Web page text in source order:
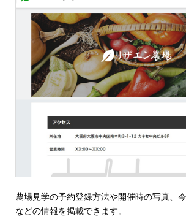
農場見学の予約登録方法や開催時の写真、
などの情報を掲載できます。